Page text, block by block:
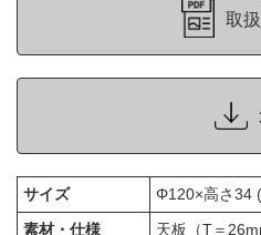
取
サイズ
Φ120×高さ34
素材・仕様
天板（T＝